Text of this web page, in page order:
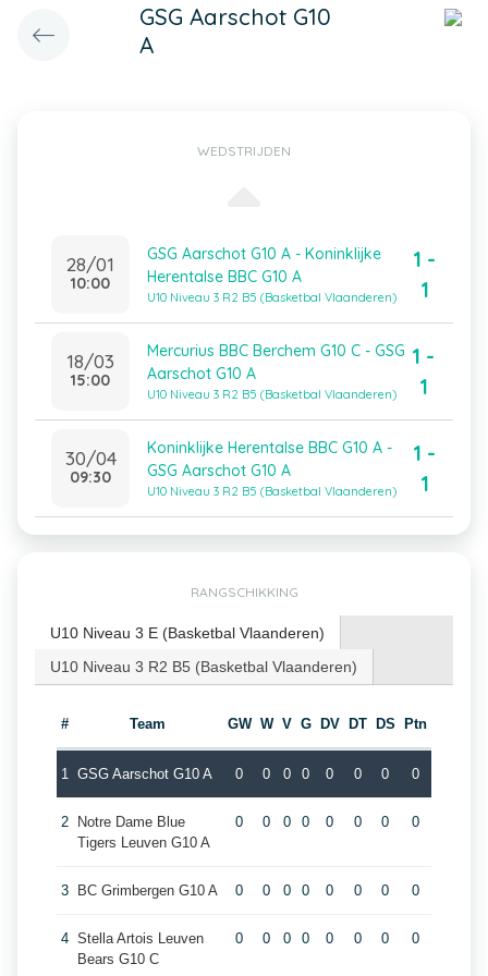
GSG Aarschot G10
A
WEDSTRIJDEN
28/01
10:00
GSG Aarschot G10 A - Koninklijke
Herentalse BBC G10 A
U10 Niveau 3 R2 B5 (Basketbal Vlaanderen)
1 -
1
18/03
15:00
Mercurius BBC Berchem G10 C - GSG
Aarschot G10 A
U10 Niveau 3 R2 B5 (Basketbal Vlaanderen)
1 -
1
30/04
09:30
Koninklijke Herentalse BBC G10 A -
GSG Aarschot G10 A
U10 Niveau 3 R2 B5 (Basketbal Vlaanderen)
1 -
1
RANGSCHIKKING
U10 Niveau 3 E (Basketbal Vlaanderen)
U10 Niveau 3 R2 B5 (Basketbal Vlaanderen)
# Team GW W V G DV DT DS Ptn
1 GSG Aarschot G10 A 0 0 0 0 0 0 0 0
2
Notre Dame Blue
Tigers Leuven G10 A
0 0 0 0 0 0 0 0
3 BC Grimbergen G10 A 0 0 0 0 0 0 0 0
4 Stella Artois Leuven
Bears G10 C
0 0 0 0 0 0 0 0